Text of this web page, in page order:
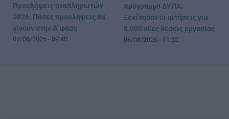
Προσλήψεις αναπληρωτών
2026: Πόσες προσλήψεις θα
γίνουν στην Α’ φάση
07/08/2026 - 09:40
πρόγραμμα ΔΥΠΑ:
Ξεκίνησαν οι αιτήσεις για
8.000 νέες θέσεις εργασίας
06/08/2026 - 11:32